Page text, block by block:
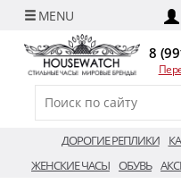
8
ДОРОГИЕ РЕПЛИКИ
ЖЕНСКИЕ ЧАСЫ ОБУВЬ